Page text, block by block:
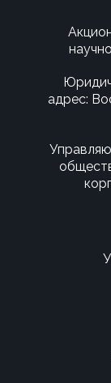
адрес: